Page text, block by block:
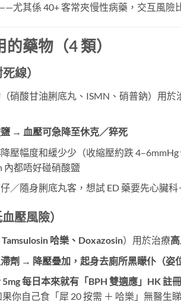
尤其係 40+ 客常夾慢性病藥，交互風險
藥物（4 類）
線）
（硝酸甘油脷底丸、ISMN、硝普鈉）用
→ 血壓可急降至休克／猝死
降壓幅度和緩少少（收縮壓約跌
都唔好碰硝酸鹽
／隨身脷底丸客，想試 ED 藥要先心臟
壓風險）
Tamsulosin 哈樂、Doxazosin）用於治療
劑 → 降壓疊加，起身去廁所黑矇仆（姿
每日本來就有「BPH 雙適應」HK 註冊
你自己食「犀 20 按需 ＋ 哈樂」無醫生